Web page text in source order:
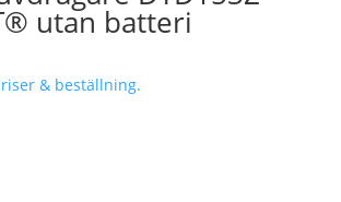
utan batteri
& beställning.